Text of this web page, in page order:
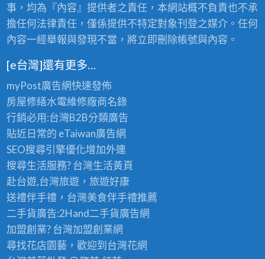
事，均為『內容』提供者之責任，本網站概不負責也不承
擔任何法律責任，僅係提供不特定對象刊登之媒介。任何
內容一經舉報與發現不當，將立即刪除帳號與內容。
[e台灣]還有更多…
myPost廣告網快速發佈
房屋修繕水電維修廠商名錄
行銷必用:台灣B2B分類廣告
貼近日常的 eTaiwan廣告網
SEO搜尋引擎優化增加外連
搜尋生活服務? 台灣生活黃頁
赴台遊,台灣旅遊，旅遊好康
送禮伴手禮，台灣美食伴手禮推薦
二手貨廣告:2Hand二手貨廣告網
加盟創業? 台灣加盟創業網
尋找花店園藝，歡迎到 台灣花網